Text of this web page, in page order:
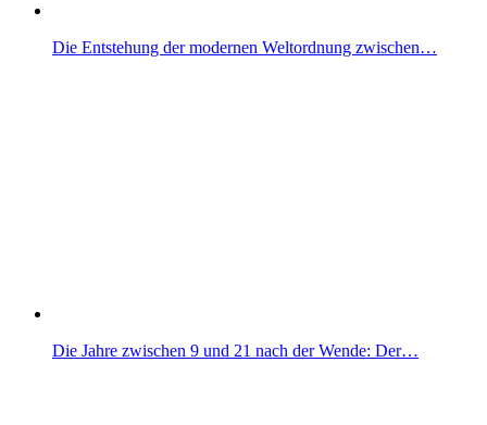
Die Entstehung der modernen Weltordnung zwischen…
Die Jahre zwischen 9 und 21 nach der Wende: Der…